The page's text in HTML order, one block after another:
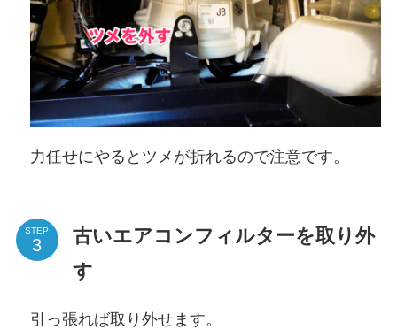
力任せにやるとツメが折れるので注意です。
STEP
古いエアコンフィルターを取り外
す
引っ張れば取り外せます。